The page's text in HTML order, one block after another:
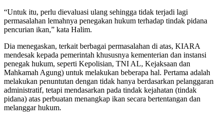
“Untuk itu, perlu dievaluasi ulang sehingga tidak terjadi lagi
permasalahan lemahnya penegakan hukum terhadap tindak pidana
pencurian ikan,” kata Halim.
Dia menegaskan, terkait berbagai permasalahan di atas, KIARA
mendesak kepada pemerintah khususnya kementerian dan instansi
penegak hukum, seperti Kepolisian, TNI AL, Kejaksaan dan
Mahkamah Agung) untuk melakukan beberapa hal. Pertama adalah
melakukan penuntutan dengan tidak hanya berdasarkan pelanggaran
administratif, tetapi mendasarkan pada tindak kejahatan (tindak
pidana) atas perbuatan menangkap ikan secara bertentangan dan
melanggar hukum.